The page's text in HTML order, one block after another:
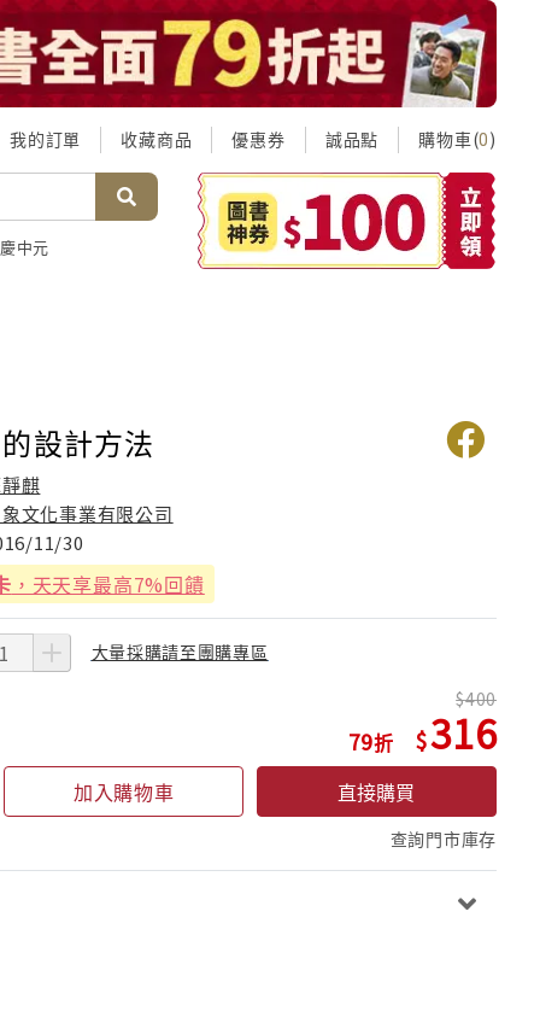
我的訂單 收藏商品 優惠券 誠品點 購物車(0)
中元
設計方法
麒
文化事業有限公司
11/30
，天天享最高7%回饋
大量採購請至團購專區
79
400
316
加入購物車 直接購買
查詢門市庫存